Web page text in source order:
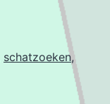
joh,
speuren!
schatzoeken,